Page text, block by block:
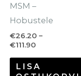
MSM –
Hobustele
€26.20 –
€111.90
LISA
saab
teha
tootelehel.